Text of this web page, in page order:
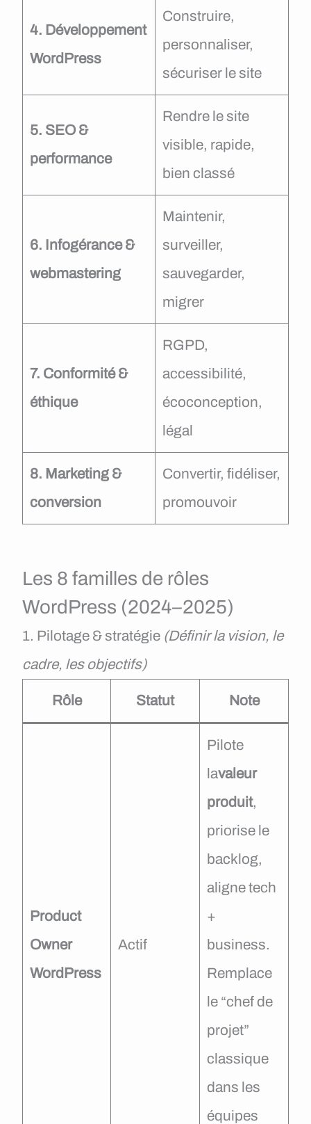
4. Développement
WordPress
Construire,
personnaliser,
sécuriser le site
5. SEO &
performance
Rendre le site
visible, rapide,
bien classé
6. Infogérance &
webmastering
Maintenir,
surveiller,
sauvegarder,
migrer
7. Conformité &
éthique
RGPD,
accessibilité,
écoconception,
légal
8. Marketing &
conversion
Convertir, fidéliser,
promouvoir
Les 8 familles de rôles
WordPress (2024–2025)
1. Pilotage & stratégie (Définir la vision, le
cadre, les objectifs)
Rôle Statut Note
Product
Owner
WordPress
Actif
Pilote
lavaleur
produit,
priorise le
backlog,
aligne tech
+
business.
Remplace
le “chef de
projet”
classique
dans les
équipes